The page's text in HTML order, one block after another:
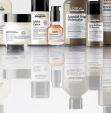
suave y uniforme para que refleje
después de la coloración para